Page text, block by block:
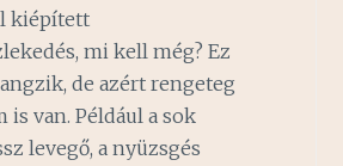
kiépített
mi kell még? Ez
de azért rengeteg
is van. Például a sok
levegő, a nyüzsgés